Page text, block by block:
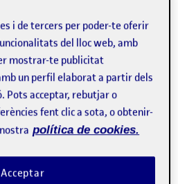
com funciona la difusió d’obres
reivindicatiu del País Valencià.
i de tercers per poder-te oferir
del lloc web, amb
mostrar-te publicitat
un perfil elaborat a partir dels
Pots acceptar, rebutjar o
fent clic a sota, o obtenir-
política de cookies.
Acceptar